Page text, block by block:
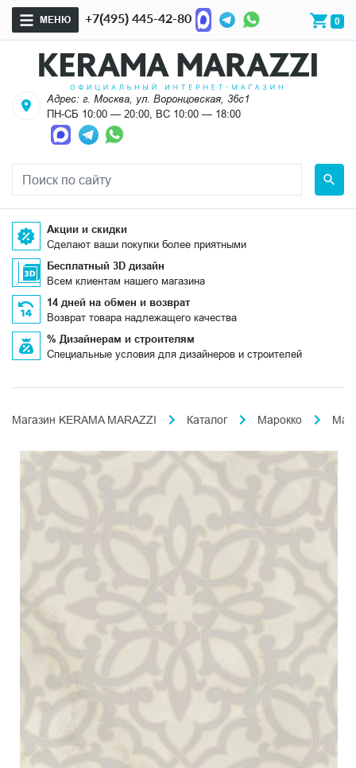
МЕНЮ +7(495) 445-42-80 0
Адрес: г. Москва, ул. Воронцовская, 36с1
ПН-СБ 10:00 — 20:00, ВС 10:00 — 18:00
Акции и скидки
Сделают ваши покупки более приятными
Бесплатный 3D дизайн
Всем клиентам нашего магазина
14 дней на обмен и возврат
Возврат товара надлежащего качества
% Дизайнерам и строителям
Специальные условия для дизайнеров и строителей
Магазин KERAMA MARAZZI Каталог Марокко